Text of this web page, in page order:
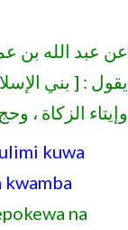
عن عبد الله بن
يقول : [ بني
وإيتاء الزكاة ،
kuwa
na